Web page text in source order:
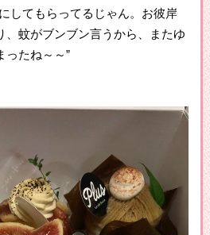
してもらってるじゃん。お彼岸
、蚊がブンブン言うから、またゆ
ったね～～”